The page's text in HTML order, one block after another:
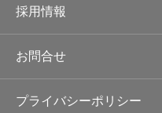
採用情報
お問合せ
プライバシーポリシー